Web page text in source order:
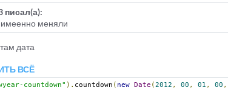
писал(а):
имеенно меняли
дата
ВСЁ
countdown" ). countdown ( new Date ( 2012 , 00 , 01 , 00 ,